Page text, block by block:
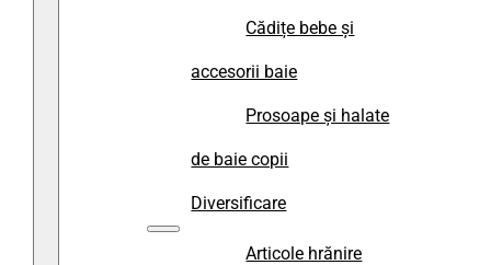
Cădițe bebe și
accesorii baie
Prosoape și halate
de baie copii
Diversificare
Articole hrănire